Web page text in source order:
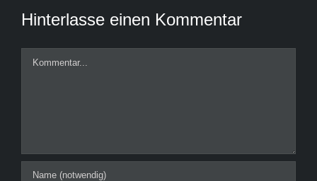
Hinterlasse einen Kommentar
Kommentar